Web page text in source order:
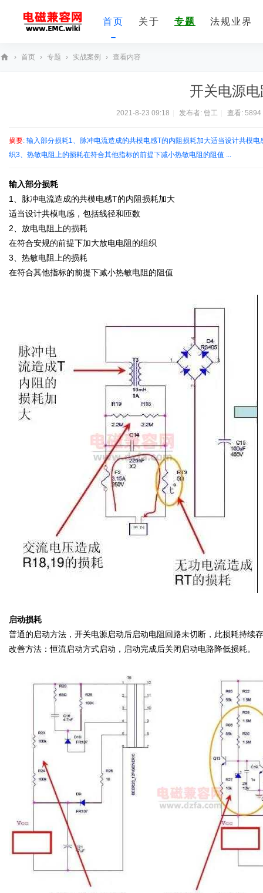
首页 关于 专题 法规业界
术
社
› 首页 › 专题 › 实战案例 › 查看内容
开关电源
2021-8-23 09:18 发布者: 曾工 查看: 5894
摘要: 输入部分损耗1、脉冲电流造成的共模电感T的内阻损耗加大适当设计共模
织3、热敏电阻上的损耗在符合其他指标的前提下减小热敏电阻的阻值 ...
输入部分损耗
1、脉冲电流造成的共模电感T的内阻损耗加大
适当设计共模电感，包括线径和匝数
2、放电电阻上的损耗
在符合安规的前提下加大放电电阻的组织
3、热敏电阻上的损耗
在符合其他指标的前提下减小热敏电阻的阻值
启动损耗
普通的启动方法，开关电源启动后启动电阻回路未切断，此损耗持续
改善方法：恒流启动方式启动，启动完成后关闭启动电路降低损耗。